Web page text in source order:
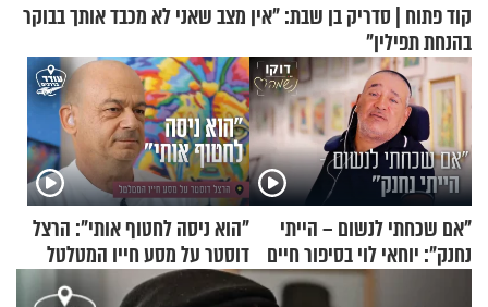
קוד פתוח | סדריק בן שבת: "אין מצב שאני לא מכבד אותך בבוקר
בהנחת תפילין"
"אם שכחתי לנשום – הייתי
נחנק": יוחאי לוי בסיפור חיים
"הוא ניסה לחטוף אותי": הרצל
דוסטר על מסע חייו המטלטל